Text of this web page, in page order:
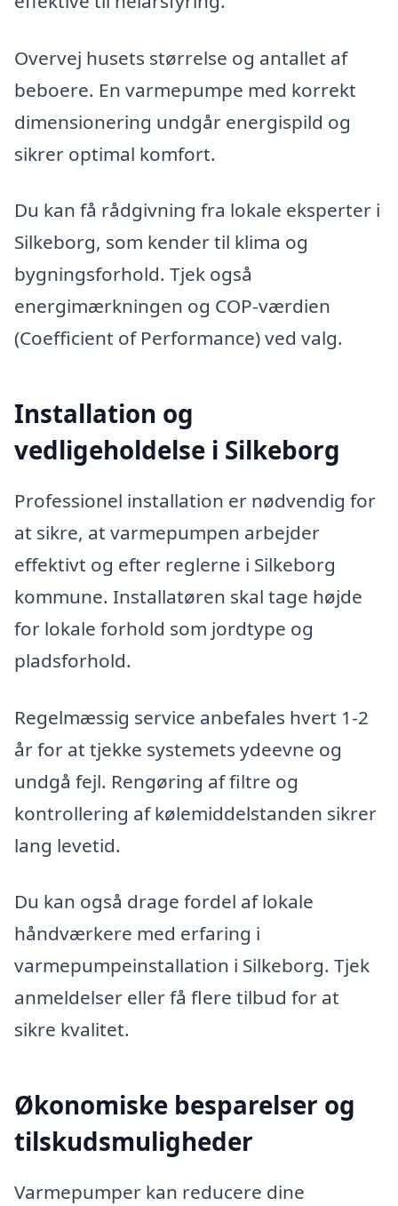
Overvej husets størrelse og antallet af
beboere. En varmepumpe med korrekt
dimensionering undgår energispild og
sikrer optimal komfort.
Du kan få rådgivning fra lokale eksperter i
Silkeborg, som kender til klima og
bygningsforhold. Tjek også
energimærkningen og COP-værdien
(Coefficient of Performance) ved valg.
Installation og
vedligeholdelse i Silkeborg
Professionel installation er nødvendig for
at sikre, at varmepumpen arbejder
effektivt og efter reglerne i Silkeborg
kommune. Installatøren skal tage højde
for lokale forhold som jordtype og
pladsforhold.
Regelmæssig service anbefales hvert 1-2
år for at tjekke systemets ydeevne og
undgå fejl. Rengøring af filtre og
kontrollering af kølemiddelstanden sikrer
lang levetid.
Du kan også drage fordel af lokale
håndværkere med erfaring i
varmepumpeinstallation i Silkeborg. Tjek
anmeldelser eller få flere tilbud for at
sikre kvalitet.
Økonomiske besparelser og
tilskudsmuligheder
Varmepumper kan reducere dine